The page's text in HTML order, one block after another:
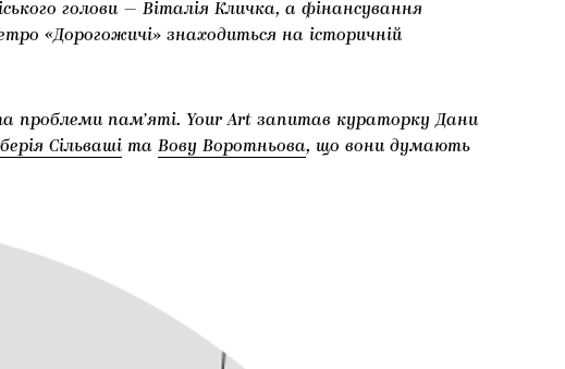
голови — Віталія Кличка, а фінансування
«Дорогожичі» знаходиться на історичній
проблеми пам’яті. Your Art запитав кураторку Дани
Сільваші та Вову Воротньова, що вони думають